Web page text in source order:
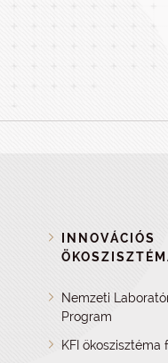
INNOVÁCIÓS
Nemzeti
Program
KFI ökoszisztéma